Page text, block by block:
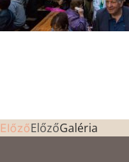
ElőzőElőzőGaléria